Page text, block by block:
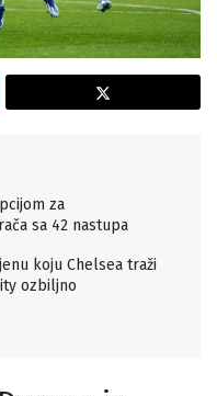
za
sa 42 nastupa
koju Chelsea traži
ozbiljno